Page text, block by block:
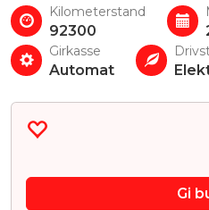
Kilometerstand
92300
Girkasse
Automat
Gi